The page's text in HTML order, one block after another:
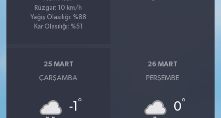
Rüzgar: 10 km/h
Yağış Olasılığı: %88
Kar Olasılığı: %51
25 MART
ÇARŞAMBA
-1 °
26 MART
PERŞEMBE
0°